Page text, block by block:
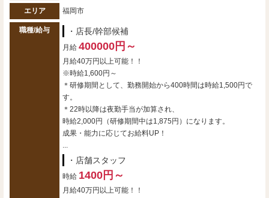
エリア 福岡市
職種/給与 ・店長/幹部候補
月給 400000円～
月給40万円以上可能！！
※時給1,600円～
＊研修期間として、勤務開始から400時間は時給1,500円で
す。
＊22時以降は夜勤手当が加算され、
時給2,000円（研修期間中は1,875円）になります。
成果・能力に応じてお給料UP！
...
・店舗スタッフ
時給 1400円～
月給40万円以上可能！！